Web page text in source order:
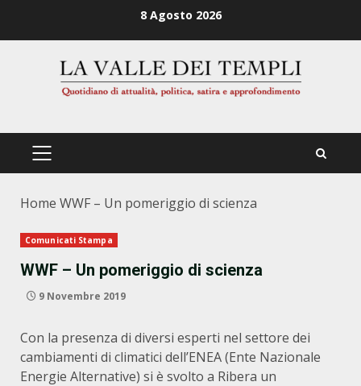
8 Agosto 2026
PRIMÄRES
Home WWF – Un pomeriggio di scienza
Comunicati Stampa
WWF – Un pomeriggio di scienza
9 Novembre 2019
Con la presenza di diversi esperti nel settore dei
cambiamenti di climatici dell’ENEA (Ente Nazionale
Energie Alternative) si è svolto a Ribera un